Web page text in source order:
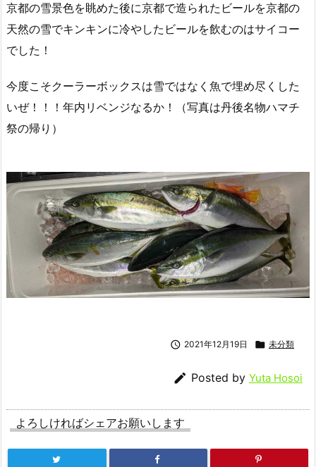
京都の雪景色を眺めた後に京都で造られたビールを京都の
天然の雪でキンキンに冷やしたビールを飲むのはサイコー
でした！
今度こそクーラーボックスは雪ではなく魚で埋め尽くした
いぜ！！！年内リベンジなるか！（写真は丹後名物ハマチ
祭の帰り）
 2021年12月19日  未分類
 Posted by Yuta Hosoi
よろしければシェアお願いします